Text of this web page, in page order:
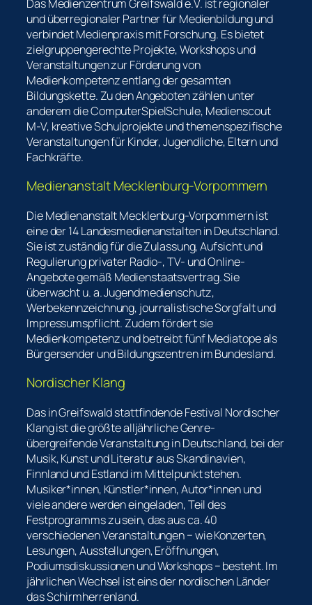
Das Medienzentrum Greifswald e.V. ist regionaler
und überregionaler Partner für Medienbildung und
verbindet Medienpraxis mit Forschung. Es bietet
zielgruppengerechte Projekte, Workshops und
Veranstaltungen zur Förderung von
Medienkompetenz entlang der gesamten
Bildungskette. Zu den Angeboten zählen unter
anderem die ComputerSpielSchule, Medienscout
M-V, kreative Schulprojekte und themenspezifische
Veranstaltungen für Kinder, Jugendliche, Eltern und
Fachkräfte.
Medienanstalt Mecklenburg-Vorpommern
Die Medienanstalt Mecklenburg-Vorpommern ist
eine der 14 Landesmedienanstalten in Deutschland.
Sie ist zuständig für die Zulassung, Aufsicht und
Regulierung privater Radio-, TV- und Online-
Angebote gemäß Medienstaatsvertrag. Sie
überwacht u. a. Jugendmedienschutz,
Werbekennzeichnung, journalistische Sorgfalt und
Impressumspflicht. Zudem fördert sie
Medienkompetenz und betreibt fünf Mediatope als
Bürgersender und Bildungszentren im Bundesland.
Nordischer Klang
Das in Greifswald stattfindende Festival Nordischer
Klang ist die größte alljährliche Genre-
übergreifende Veranstaltung in Deutschland, bei der
Musik, Kunst und Literatur aus Skandinavien,
Finnland und Estland im Mittelpunkt stehen.
Musiker*innen, Künstler*innen, Autor*innen und
viele andere werden eingeladen, Teil des
Festprogramms zu sein, das aus ca. 40
verschiedenen Veranstaltungen − wie Konzerten,
Lesungen, Ausstellungen, Eröffnungen,
Podiumsdiskussionen und Workshops − besteht. Im
jährlichen Wechsel ist eins der nordischen Länder
das Schirmherrenland.